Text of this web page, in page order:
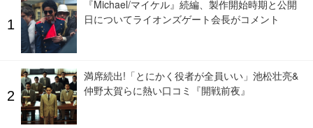
『Michael/マイケル』続編、製作開始時期と公開
日についてライオンズゲート会長がコメント
満席続出!「とにかく役者が全員いい」池松壮亮&
仲野太賀らに熱い口コミ『開戦前夜』